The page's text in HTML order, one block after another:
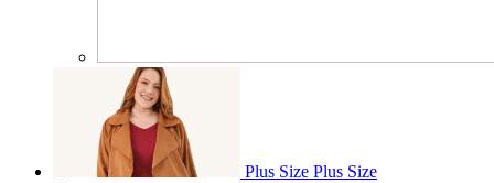
Plus Size Plus Size